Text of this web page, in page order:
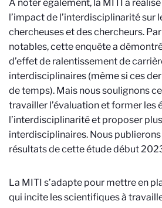
A noter également, la MITI a
l’impact de l’interdisciplinarité sur
chercheuses et des chercheurs.
notables, cette enquête a démontré
d’effet de ralentissement de
interdisciplinaires (même si ces
de temps). Mais nous soulignons
travailler l’évaluation et former les
l’interdisciplinarité et proposer
interdisciplinaires. Nous
résultats de cette étude début
La MITI s’adapte pour mettre en
qui incite les scientifiques à